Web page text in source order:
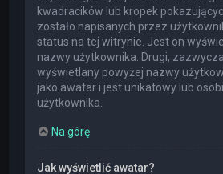
kwadracików lub kropek
zostało napisanych przez
status na tej witrynie. Jest on
nazwy użytkownika. Drugi,
wyświetlany powyżej nazwy
jako awatar i jest unikatowy lub
użytkownika.
Na górę
Jak wyświetlić awatar?